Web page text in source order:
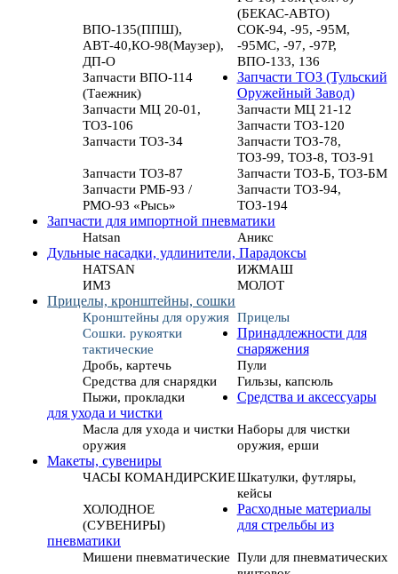
(БЕКАС-АВТО)
ВПО-135(ППШ),
АВТ-40,КО-98(Маузер),
ДП-О
СОК-94, -95, -95М,
-95МС, -97, -97Р,
ВПО-133, 136
Запчасти ВПО-114
(Таежник)
Запчасти ТОЗ (Тульский
Оружейный Завод)
Запчасти МЦ 20-01,
ТОЗ-106
Запчасти МЦ 21-12
Запчасти ТОЗ-120
Запчасти ТОЗ-34
Запчасти ТОЗ-78,
ТОЗ-99, ТОЗ-8, ТОЗ-91
Запчасти ТОЗ-87
Запчасти ТОЗ-Б, ТОЗ-БМ
Запчасти РМБ-93 /
РМО-93 «Рысь»
Запчасти ТОЗ-94,
ТОЗ-194
Запчасти для импортной пневматики
Hatsan
Аникс
Дульные насадки, удлинители, Парадоксы
HATSAN
ИЖМАШ
ИМЗ
МОЛОТ
Прицелы, кронштейны, сошки
Кронштейны для оружия Прицелы
Сошки. рукоятки
тактические
Принадлежности для
снаряжения
Дробь, картечь
Пули
Средства для снарядки
Гильзы, капсюль
Пыжи, прокладки
Средства и аксессуары
для ухода и чистки
Масла для ухода и чистки
оружия
Наборы для чистки
оружия, ерши
Макеты, сувениры
ЧАСЫ КОМАНДИРСКИЕШкатулки, футляры,
кейсы
ХОЛОДНОЕ
(СУВЕНИРЫ)
Расходные материалы
для стрельбы из
пневматики
Мишени пневматические Пули для пневматических